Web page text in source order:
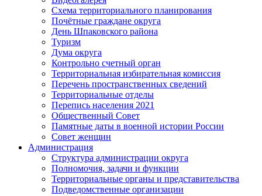
Схема территориального планирования
Почётные граждане округа
День Шпаковского района
Туризм
Дума округа
Контрольно счетный орган
Территориальная избирательная комиссия
Перечень пространственных сведений
Территориальные отделы
Перепись населения 2021
Общественный Совет
Памятные даты в военной истории России
Совет женщин
Администрация
Структура администрации округа
Полномочия, задачи и функции
Территориальные органы и представительства
Подведомственные организации